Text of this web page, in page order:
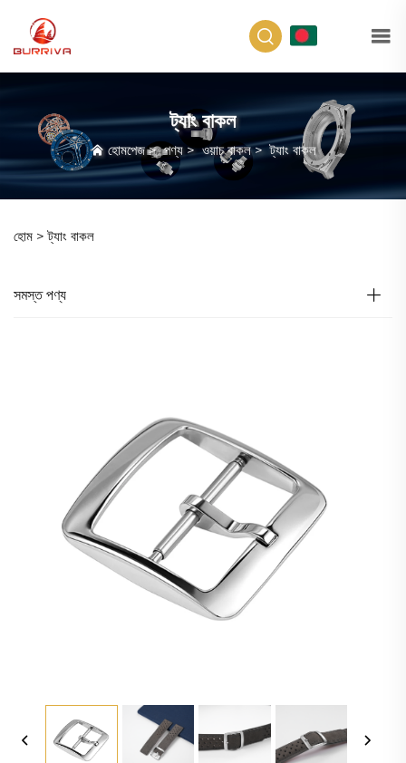
ট্যাং বাকল
হোমপেজ>পণ্য>ওয়াচ বাকল>ট্যাং বাকল
হোম > ট্যাং বাকল
সমস্ত পণ্য